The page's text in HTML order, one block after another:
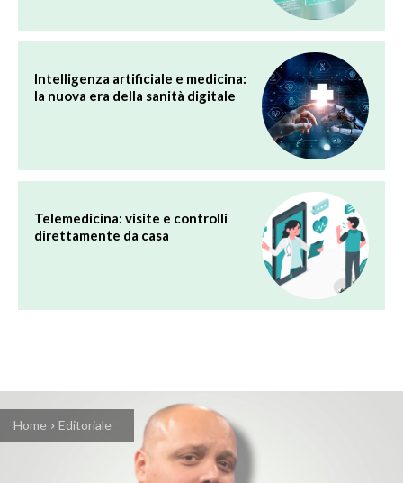
Intelligenza artificiale e medicina:
la nuova era della sanità digitale
Telemedicina: visite e controlli
direttamente da casa